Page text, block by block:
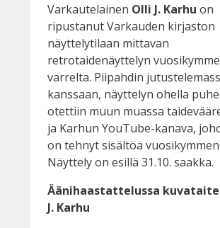
Varkautelainen Olli J. Karhu on
ripustanut Varkauden kirjaston
näyttelytilaan mittavan
retrotaidenäyttelyn
varrelta. Piipahdin
kanssaan, näyttelyn ohella
otettiin muun muassa
ja Karhun YouTube-kanava,
on tehnyt sisältöä
Näyttely on esillä 31.10. saakka.
Äänihaastattelussa
J. Karhu